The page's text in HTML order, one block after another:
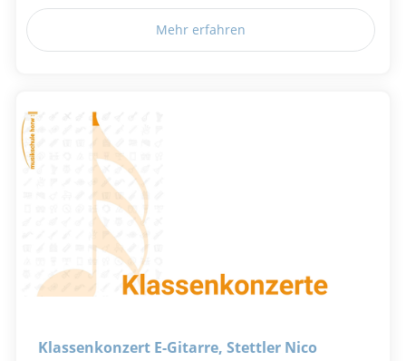
Mehr erfahren
Klassenkonzert E-Gitarre, Stettler Nico